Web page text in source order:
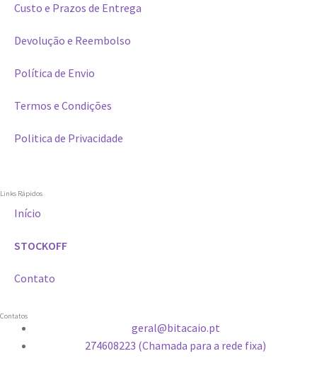
Custo e Prazos de Entrega
Devolução e Reembolso
Política de Envio
Termos e Condições
Politica de Privacidade
Links Rápidos
Início
STOCKOFF
Contato
Contatos
geral@bitacaio.pt
274608223 (Chamada para a rede fixa)